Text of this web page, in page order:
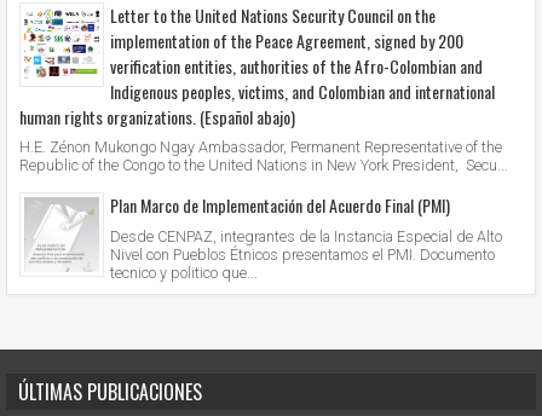
Letter to the United Nations Security Council on the
implementation of the Peace Agreement, signed by 200
verification entities, authorities of the Afro-Colombian and
Indigenous peoples, victims, and Colombian and international
human rights organizations. (Español abajo)
H.E. Zénon Mukongo Ngay Ambassador, Permanent Representative of the
Republic of the Congo to the United Nations in New York President, Secu...
Plan Marco de Implementación del Acuerdo Final (PMI)
Desde CENPAZ, integrantes de la Instancia Especial de Alto
Nivel con Pueblos Étnicos presentamos el PMI. Documento
tecnico y politico que...
ÚLTIMAS PUBLICACIONES